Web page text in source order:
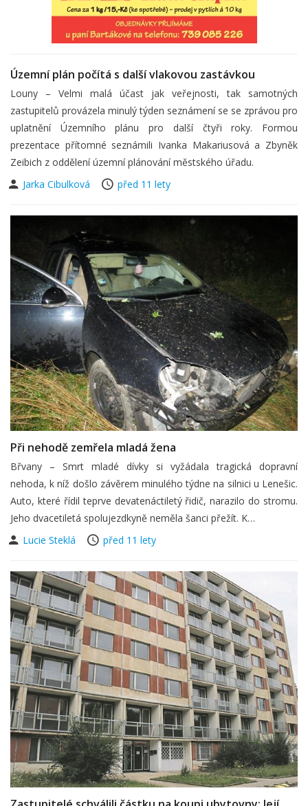
Územní plán počítá s další vlakovou zastávkou
Louny – Velmi malá účast jak veřejnosti, tak samotných
zastupitelů provázela minulý týden seznámení se se zprávou pro
uplatnění Územního plánu pro další čtyři roky. Formou
prezentace přítomné seznámili Ivanka Makariusová a Zbyněk
Zeibich z oddělení územní plánování městského úřadu.
Jarka Cibulková
před 11 lety
Při nehodě zemřela mladá žena
Břvany – Smrt mladé dívky si vyžádala tragická dopravní
nehoda, k níž došlo závěrem minulého týdne na silnici u Lenešic.
Auto, které řídil teprve devatenáctiletý řidič, narazilo do stromu.
Jeho dvacetiletá spolujezdkyně neměla šanci přežít. K…
Lucie Steklá
před 11 lety